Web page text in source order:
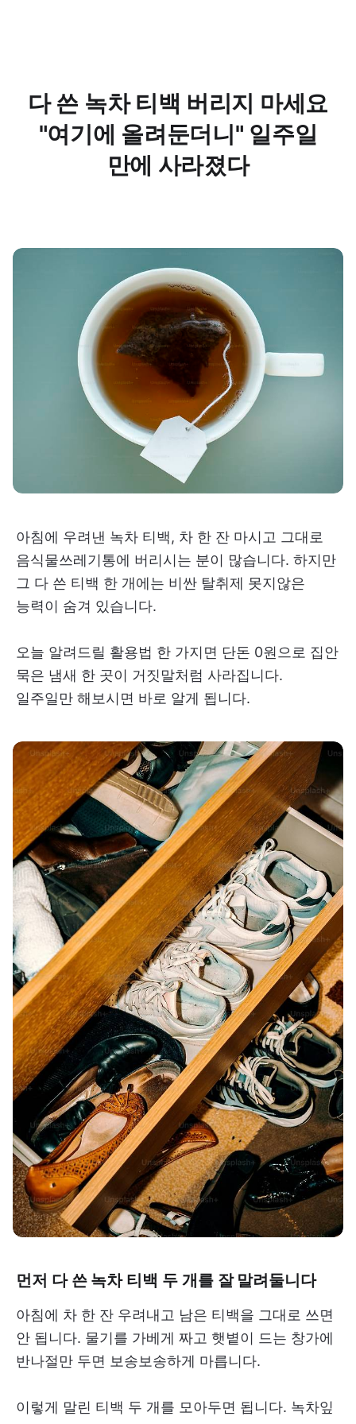
다 쓴 녹차 티백 버리지 마세요
"여기에 올려둔더니" 일주일
만에 사라졌다
아침에 우려낸 녹차 티백, 차 한 잔 마시고 그대로
음식물쓰레기통에 버리시는 분이 많습니다. 하지만
그 다 쓴 티백 한 개에는 비싼 탈취제 못지않은
능력이 숨겨 있습니다.
오늘 알려드릴 활용법 한 가지면 단돈 0원으로 집안
묵은 냄새 한 곳이 거짓말처럼 사라집니다.
일주일만 해보시면 바로 알게 됩니다.
먼저 다 쓴 녹차 티백 두 개를 잘 말려둘니다
아침에 차 한 잔 우려내고 남은 티백을 그대로 쓰면
안 됩니다. 물기를 가베게 짜고 햇볕이 드는 창가에
반나절만 두면 보송보송하게 마릅니다.
이렇게 말린 티백 두 개를 모아두면 됩니다. 녹차잎